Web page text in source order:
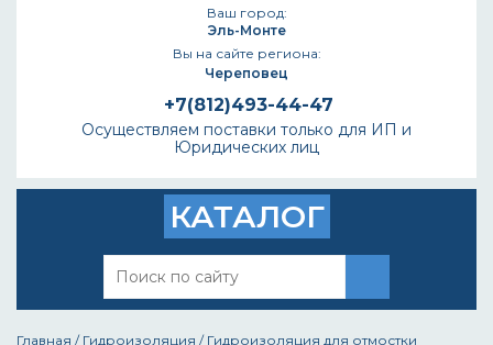
Ваш город:
Эль-Монте
Вы на сайте региона:
Череповец
+7(812)493-44-47
Осуществляем поставки только для ИП и
Юридических лиц
КАТАЛОГ
Главная / Гидроизоляция / Гидроизоляция для отмостки